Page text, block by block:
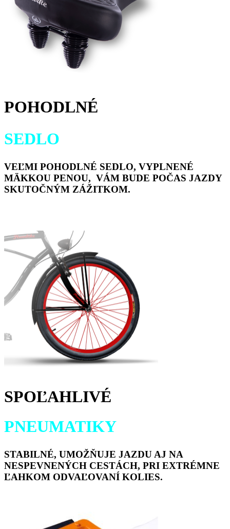
POHODLNÉ
SEDLO
VEĽMI POHODLNÉ SEDLO, VYPLNENÉ
MÄKKOU PENOU, VÁM BUDE POČAS JAZDY
SKUTOČNÝM ZÁŽITKOM.
SPOĽAHLIVÉ
PNEUMATIKY
STABILNÉ, UMOŽŇUJE JAZDU AJ NA
NESPEVNENÝCH CESTÁCH, PRI EXTRÉMNE
ĽAHKOM ODVAĽOVANÍ KOLIES.